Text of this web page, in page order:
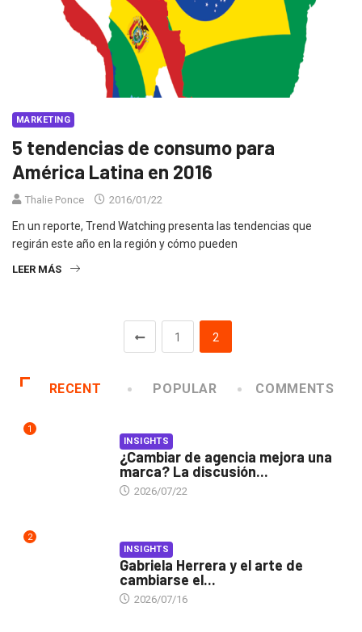
MARKETING
5 tendencias de consumo para
América Latina en 2016
Thalie Ponce 2016/01/22
En un reporte, Trend Watching presenta las tendencias que
regirán este año en la región y cómo pueden
LEER MÁS
1 2
RECENT POPULAR COMMENTS
1
INSIGHTS
¿Cambiar de agencia mejora una
marca? La discusión...
2026/07/22
2
INSIGHTS
Gabriela Herrera y el arte de
cambiarse el...
2026/07/16